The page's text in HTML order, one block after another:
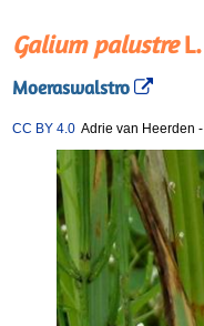
Galium palustreL.
Moeraswalstro
CC BY 4.0 Adrie van Heerden -